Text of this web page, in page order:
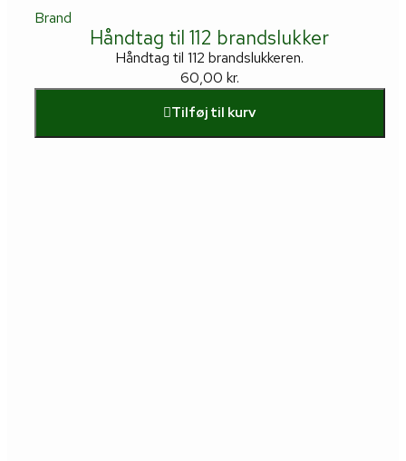
Brand
Håndtag til 112 brandslukker
Håndtag til 112 brandslukkeren.
60,00 kr.
Tilføj til kurv